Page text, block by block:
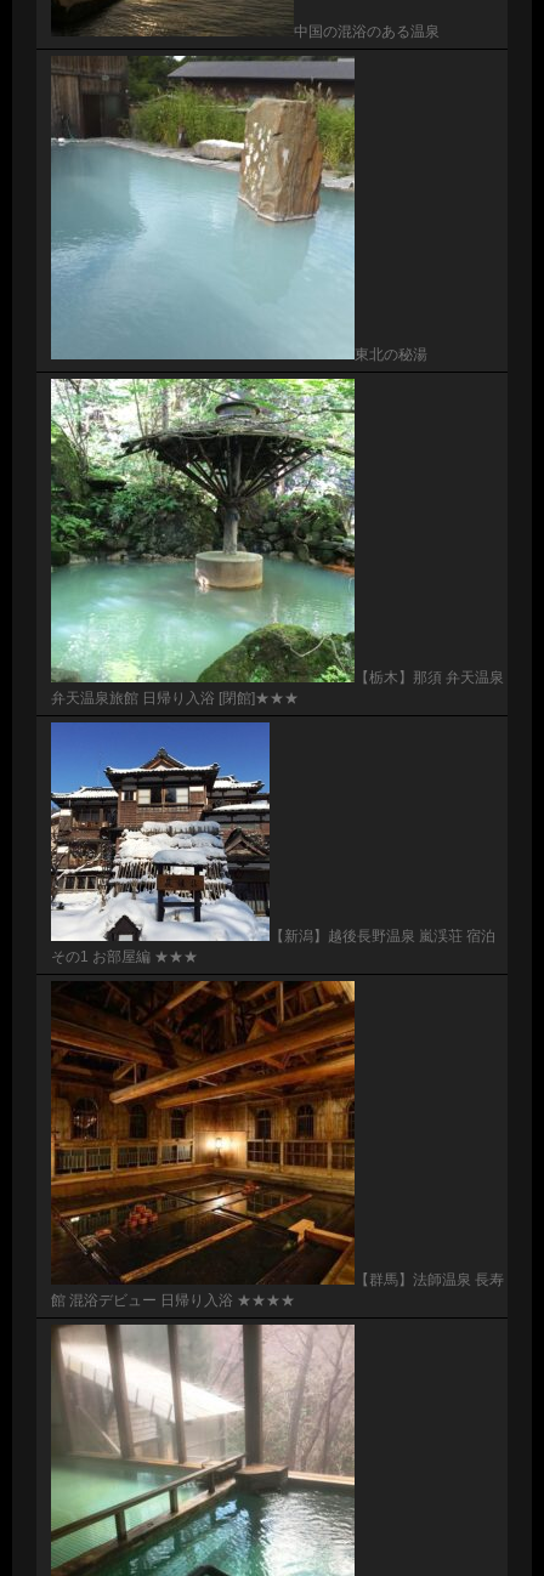
中国の混浴のある温泉
東北の秘湯
【栃木】那須 弁天温泉
弁天温泉旅館 日帰り入浴 [閉館]★★★
【新潟】越後長野温泉 嵐渓荘 宿泊
その1 お部屋編 ★★★
【群馬】法師温泉 長寿
館 混浴デビュー 日帰り入浴 ★★★★